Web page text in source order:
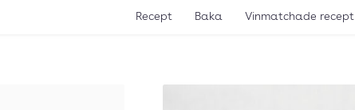
Recept Baka Vinmatchade recept